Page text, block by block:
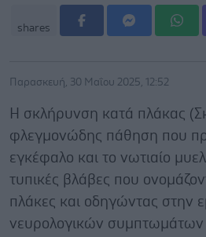
shares
Παρασκευή, 30 Μαΐου 2025, 12:52
Η σκλήρυνση κατά πλάκας
φλεγμονώδης πάθηση που
εγκέφαλο και το νωτιαίο
τυπικές βλάβες που
πλάκες και οδηγώντας στην
νευρολογικών συμπτωμάτων